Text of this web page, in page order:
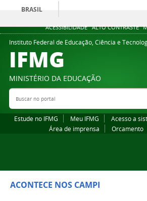
ACESSIBILIDADE ALTO CONTRASTE
BRASIL
Instituto Federal de Educação, Ciência e
IFMG
MINISTÉRIO DA EDUCAÇÃO
Buscar no portal
Estude no IFMG Meu IFMG Acesso a
Área de imprensa
Orcamento
ACONTECE NOS CAMPI